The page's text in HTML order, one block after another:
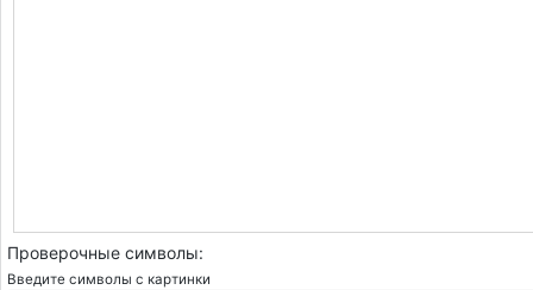
Проверочные символы:
Введите символы с картинки